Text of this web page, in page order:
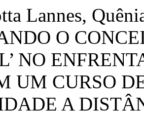
Lannes,
O
NO
UM CURSO
A